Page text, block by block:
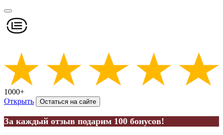
1000+
Открыть
Остаться на сайте
За каждый отзыв подарим 100 бонусов!